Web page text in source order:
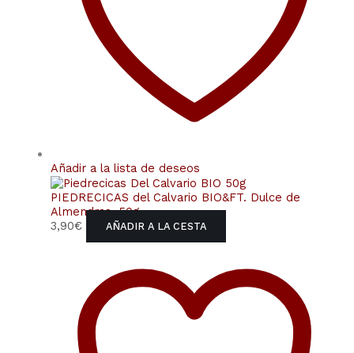
Añadir a la lista de deseos
PIEDRECICAS del Calvario BIO&FT. Dulce de
Almendras. 50g
3,90€ AÑADIR A LA CESTA